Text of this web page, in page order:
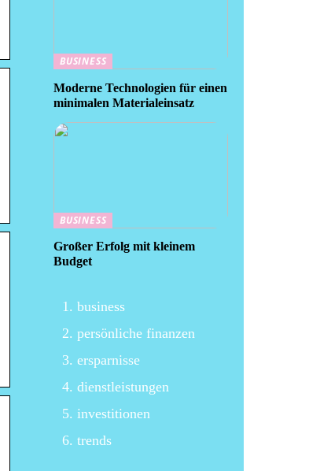
BUSINESS
Moderne Technologien für einen
minimalen Materialeinsatz
BUSINESS
Großer Erfolg mit kleinem
Budget
business
persönliche finanzen
ersparnisse
dienstleistungen
investitionen
trends